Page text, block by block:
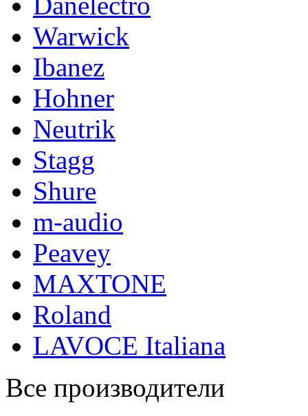
Warwick
Ibanez
Hohner
Neutrik
Stagg
Shure
m-audio
Peavey
MAXTONE
Roland
LAVOCE Italiana
Все производители